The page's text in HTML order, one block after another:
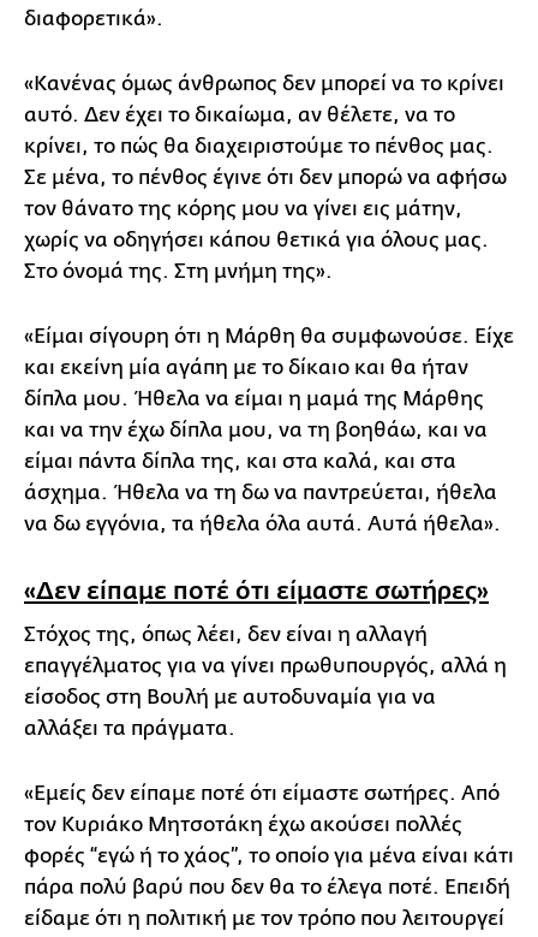
διαφορετικά».
«Κανένας όμως άνθρωπος δεν μπορεί να το κρίνει
αυτό. Δεν έχει το δικαίωμα, αν θέλετε, να το
κρίνει, το πώς θα διαχειριστούμε το πένθος μας.
Σε μένα, το πένθος έγινε ότι δεν μπορώ να αφήσω
τον θάνατο της κόρης μου να γίνει εις μάτην,
χωρίς να οδηγήσει κάπου θετικά για όλους μας.
Στο όνομά της. Στη μνήμη της».
«Είμαι σίγουρη ότι η Μάρθη θα συμφωνούσε. Είχε
και εκείνη μία αγάπη με το δίκαιο και θα ήταν
δίπλα μου. Ήθελα να είμαι η μαμά της Μάρθης
και να την έχω δίπλα μου, να τη βοηθάω, και να
είμαι πάντα δίπλα της, και στα καλά, και στα
άσχημα. Ήθελα να τη δω να παντρεύεται, ήθελα
να δω εγγόνια, τα ήθελα όλα αυτά. Αυτά ήθελα».
«Δεν είπαμε ποτέ ότι είμαστε σωτήρες»
Στόχος της, όπως λέει, δεν είναι η αλλαγή
επαγγέλματος για να γίνει πρωθυπουργός, αλλά η
είσοδος στη Βουλή με αυτοδυναμία για να
αλλάξει τα πράγματα.
«Εμείς δεν είπαμε ποτέ ότι είμαστε σωτήρες. Από
τον Κυριάκο Μητσοτάκη έχω ακούσει πολλές
φορές “εγώ ή το χάος”, το οποίο για μένα είναι κάτι
πάρα πολύ βαρύ που δεν θα το έλεγα ποτέ. Επειδή
είδαμε ότι η πολιτική με τον τρόπο που λειτουργεί